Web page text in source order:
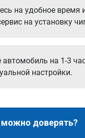
на удобное время
на установку
автомобиль на 1-3
настройки.
доверять?